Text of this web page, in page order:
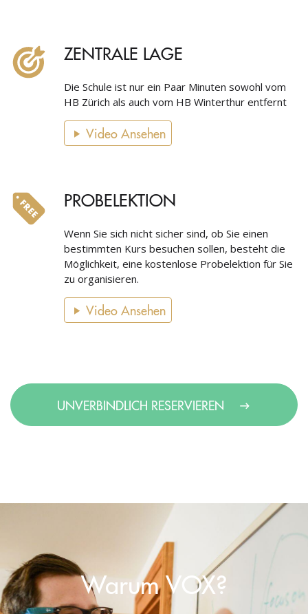
ZENTRALE LAGE
Die Schule ist nur ein Paar Minuten sowohl vom
HB Zürich als auch vom HB Winterthur entfernt
Video Ansehen
PROBELEKTION
Wenn Sie sich nicht sicher sind, ob Sie einen
bestimmten Kurs besuchen sollen, besteht die
Möglichkeit, eine kostenlose Probelektion für Sie
zu organisieren.
Video Ansehen
UNVERBINDLICH RESERVIEREN
Warum VOX?